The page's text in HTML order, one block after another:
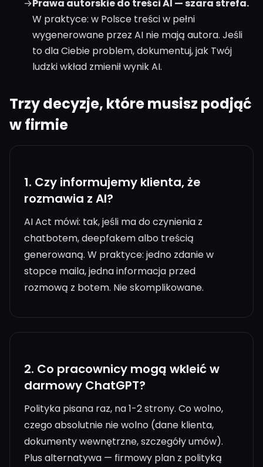
→Prawa autorskie do treści AI — szara strefa.
W praktyce: w Polsce treści w pełni
wygenerowane przez AI nie mają autora. Jeśli
to dla Ciebie problem, dokumentuj, jak Twój
ludzki wkład zmienił wynik AI.
Trzy decyzje, które musisz podjąć
w firmie
1. Czy informujemy klienta, że
rozmawia z AI?
AI Act mówi: tak, jeśli ma do czynienia z
chatbotem, deepfakem albo treścią
generowaną. W praktyce: jedno zdanie w
stopce maila, jedna informacja przed
rozmową z botem. Nie skomplikowane.
2. Co pracownicy mogą wkleić w
darmowy ChatGPT?
Polityka pisana raz, na 1-2 strony. Co wolno,
czego absolutnie nie wolno (dane klienta,
dokumenty wewnętrzne, szczegóły umów).
Plus alternatywa — firmowy plan z polityką